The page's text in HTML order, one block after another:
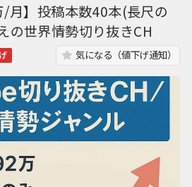
/月】投稿本数40本(長尺の
の世界情勢切り抜きCH
気になる（値下げ通知）